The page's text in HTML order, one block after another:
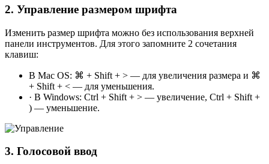
2. Управление размером шрифта
Изменить размер шрифта можно без использования верхней
панели инструментов. Для этого запомните 2 сочетания
клавиш:
В Mac OS: ⌘ + Shift + > — для увеличения размера и ⌘
+ Shift + < — для уменьшения.
· В Windows: Ctrl + Shift + > — увеличение, Ctrl + Shift +
) — уменьшение.
3. Голосовой ввод